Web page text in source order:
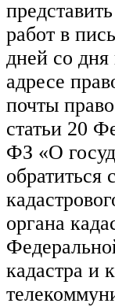
работ в
дней со дня
адресе
почты
статьи 20
ФЗ «О
обратиться
органа
кадастра и